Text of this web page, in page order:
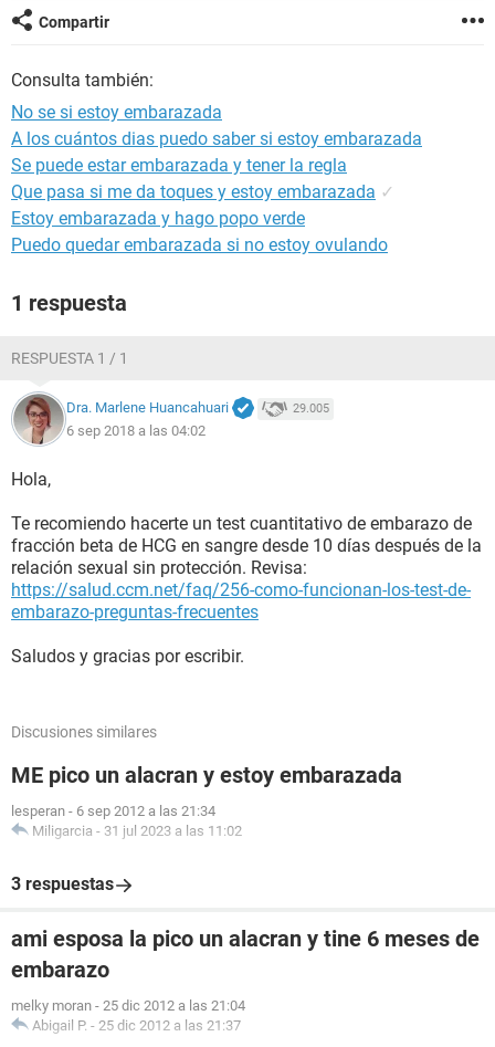
Compartir
Consulta también:
No se si estoy embarazada
A los cuántos dias puedo saber si estoy embarazada
Se puede estar embarazada y tener la regla
Que pasa si me da toques y estoy embarazada ✓
Estoy embarazada y hago popo verde
Puedo quedar embarazada si no estoy ovulando
1 respuesta
RESPUESTA 1 / 1
Dra. Marlene Huancahuari 29.005
6 sep 2018 a las 04:02
Hola,
Te recomiendo hacerte un test cuantitativo de embarazo de
fracción beta de HCG en sangre desde 10 días después de la
relación sexual sin protección. Revisa:
https://salud.ccm.net/faq/256-como-funcionan-los-test-de-
embarazo-preguntas-frecuentes
Saludos y gracias por escribir.
Discusiones similares
ME pico un alacran y estoy embarazada
lesperan - 6 sep 2012 a las 21:34
Miligarcia - 31 jul 2023 a las 11:02
3 respuestas
ami esposa la pico un alacran y tine 6 meses de
embarazo
melky moran - 25 dic 2012 a las 21:04
Abigail P. - 25 dic 2012 a las 21:37